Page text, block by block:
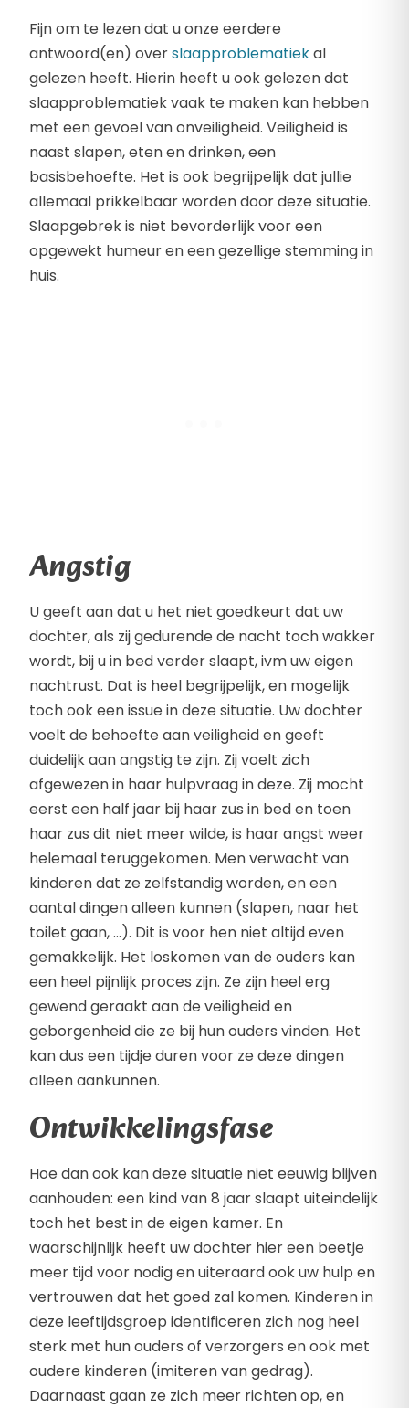
Fijn om te lezen dat u onze eerdere
antwoord(en) overslaapproblematiekal
gelezen heeft. Hierin heeft u ook gelezen dat
slaapproblematiek vaak te maken kan hebben
met een gevoel van onveiligheid. Veiligheid is
naast slapen, eten en drinken, een
basisbehoefte. Het is ook begrijpelijk dat jullie
allemaal prikkelbaar worden door deze situatie.
Slaapgebrek is niet bevorderlijk voor een
opgewekt humeur en een gezellige stemming in
huis.
Angstig
U geeft aan dat u het niet goedkeurt dat uw
dochter, als zij gedurende de nacht toch wakker
wordt, bij u in bed verder slaapt, ivm uw eigen
nachtrust. Dat is heel begrijpelijk, en mogelijk
toch ook een issue in deze situatie. Uw dochter
voelt de behoefte aan veiligheid en geeft
duidelijk aan angstig te zijn. Zij voelt zich
afgewezen in haar hulpvraag in deze. Zij mocht
eerst een half jaar bij haar zus in bed en toen
haar zus dit niet meer wilde, is haar angst weer
helemaal teruggekomen. Men verwacht van
kinderen dat ze zelfstandig worden, en een
aantal dingen alleen kunnen (slapen, naar het
toilet gaan, …). Dit is voor hen niet altijd even
gemakkelijk. Het loskomen van de ouders kan
een heel pijnlijk proces zijn. Ze zijn heel erg
gewend geraakt aan de veiligheid en
geborgenheid die ze bij hun ouders vinden. Het
kan dus een tijdje duren voor ze deze dingen
alleen aankunnen.
Ontwikkelingsfase
Hoe dan ook kan deze situatie niet eeuwig blijven
aanhouden: een kind van 8 jaar slaapt uiteindelijk
toch het best in de eigen kamer. En
waarschijnlijk heeft uw dochter hier een beetje
meer tijd voor nodig en uiteraard ook uw hulp en
vertrouwen dat het goed zal komen. Kinderen in
deze leeftijdsgroep identificeren zich nog heel
sterk met hun ouders of verzorgers en ook met
oudere kinderen (imiteren van gedrag).
Daarnaast gaan ze zich meer richten op, en